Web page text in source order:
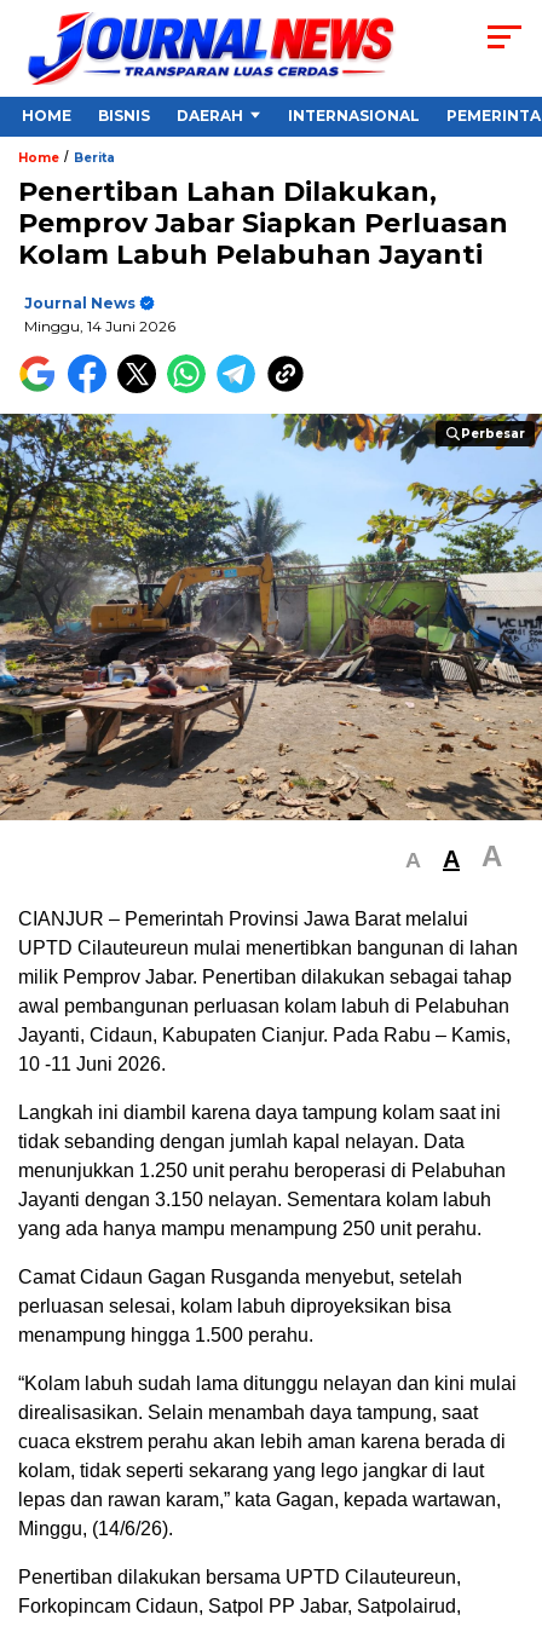
HOME BISNIS DAERAH INTERNASIONAL
Home / Berita
Penertiban Lahan Dilakukan,
Pemprov Jabar Siapkan Perluasan
Kolam Labuh Pelabuhan Jayanti
Journal News
Minggu, 14 Juni 2026
Perbesar
Perbesar
A A A
CIANJUR – Pemerintah Provinsi Jawa Barat melalui
UPTD Cilauteureun mulai menertibkan bangunan di lahan
milik Pemprov Jabar. Penertiban dilakukan sebagai tahap
awal pembangunan perluasan kolam labuh di Pelabuhan
Jayanti, Cidaun, Kabupaten Cianjur. Pada Rabu – Kamis,
10 -11 Juni 2026.
Langkah ini diambil karena daya tampung kolam saat ini
tidak sebanding dengan jumlah kapal nelayan. Data
menunjukkan 1.250 unit perahu beroperasi di Pelabuhan
Jayanti dengan 3.150 nelayan. Sementara kolam labuh
yang ada hanya mampu menampung 250 unit perahu.
Camat Cidaun Gagan Rusganda menyebut, setelah
perluasan selesai, kolam labuh diproyeksikan bisa
menampung hingga 1.500 perahu.
“Kolam labuh sudah lama ditunggu nelayan dan kini mulai
direalisasikan. Selain menambah daya tampung, saat
cuaca ekstrem perahu akan lebih aman karena berada di
kolam, tidak seperti sekarang yang lego jangkar di laut
lepas dan rawan karam,” kata Gagan, kepada wartawan,
Minggu, (14/6/26).
Penertiban dilakukan bersama UPTD Cilauteureun,
Forkopincam Cidaun, Satpol PP Jabar, Satpolairud,